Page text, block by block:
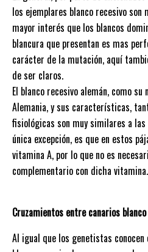
los ejemplares blanco recesivo son
mayor interés que los blancos
blancura que presentan es mas
carácter de la mutación, aquí
de ser claros.
El blanco recesivo alemán, como
Alemania, y sus características,
fisiológicas son muy similares a
única excepción, es que en estos
vitamina A, por lo que no es
complementario con dicha vitamina.
Cruzamientos entre canarios
Al igual que los genetistas conocen